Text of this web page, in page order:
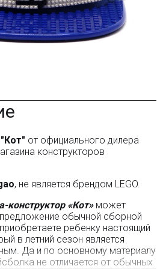
скидку 150₽
акций и бонусов...
от официального дилера
конструкторов
, не является брендом LEGO.
конструктор «Кот» может
обычной сборной
ребенку настоящий
в летний сезон является
Да и по основному материалу
не отличается от обычных